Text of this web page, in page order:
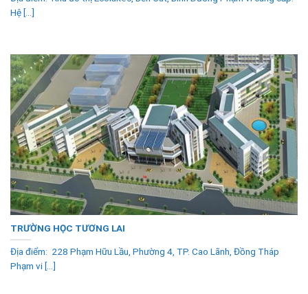
Hệ [...]
TRƯỜNG HỌC TƯƠNG LAI
Địa điểm: 228 Phạm Hữu Lầu, Phường 4, TP. Cao Lãnh, Đồng Tháp
Phạm vi [...]